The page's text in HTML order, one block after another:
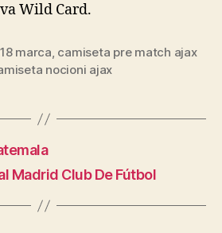
Wild Card.
marca, camiseta pre match ajax
nocioni ajax
Madrid Club De Fútbol